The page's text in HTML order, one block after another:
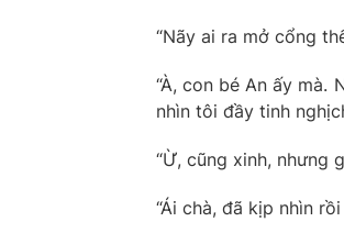
“Nãy ai ra mở cổng
“À, con bé An ấy mà.
nhìn tôi đầy tinh
“Ừ, cũng xinh, nhưng
“Ái chà, đã kịp nhìn